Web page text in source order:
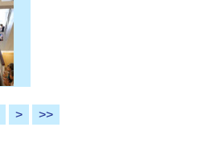
> >>